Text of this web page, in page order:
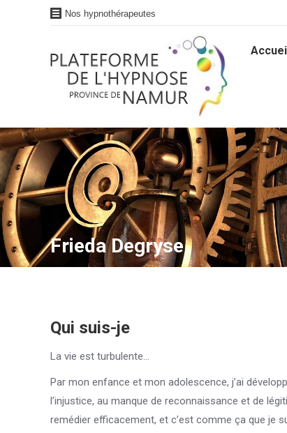
Nos hypnothérapeutes
Accueil
Frieda Degryse
Qui suis-je
La vie est turbulente…
Par mon enfance et mon adolescence, j’ai
l’injustice, au manque de reconnaissance et de
remédier efficacement, et c’est comme ça que je